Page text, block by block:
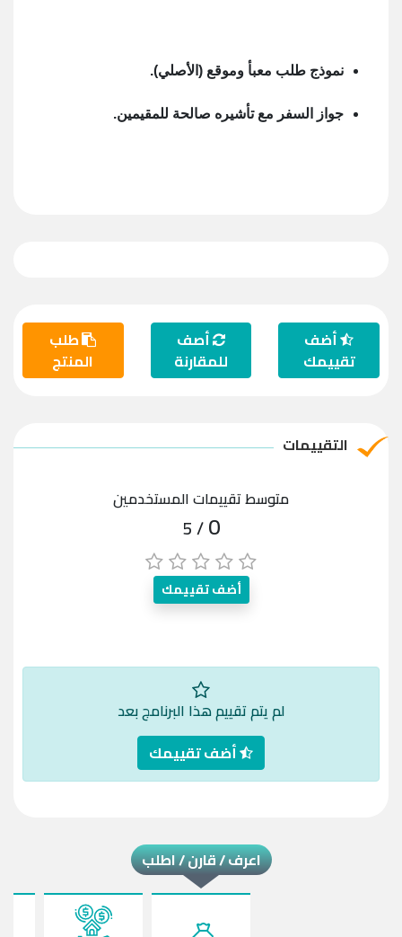
نموذج طلب معبأ وموقع (الأصلي).
جواز السفر مع تأشيره صالحة للمقيمين.
أضف
تقييمك
أصف
للمقارنة
طلب
المنتج
التقييمات
متوسط تقييمات المستخدمين
0
/ 5
أضف تقييمك
لم يتم تقييم هذا البرنامج بعد
أضف تقييمك
اعرف / قارن / اطلب